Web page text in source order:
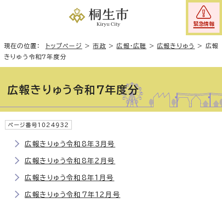
緊急情報
現在の位置： トップページ >市政 >広報・広聴 >広報きりゅう > 広報
きりゅう令和7年度分
広報きりゅう令和7年度分
ページ番号1024932
広報きりゅう令和8年3月号
広報きりゅう令和8年2月号
広報きりゅう令和8年1月号
広報きりゅう令和7年12月号